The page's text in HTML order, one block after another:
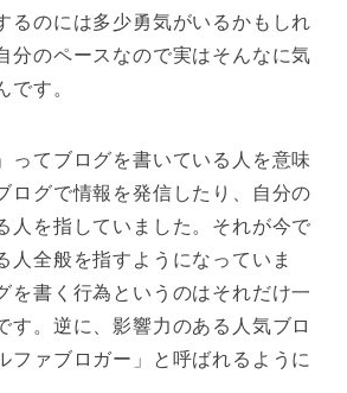
るのには多少勇気がいるかもしれ
分のペースなので実はそんなに気
です。
ってブログを書いている人を意味
ログで情報を発信したり、自分の
人を指していました。それが今で
人全般を指すようになっていま
を書く行為というのはそれだけ一
す。逆に、影響力のある人気ブロ
ファブロガー」と呼ばれるように